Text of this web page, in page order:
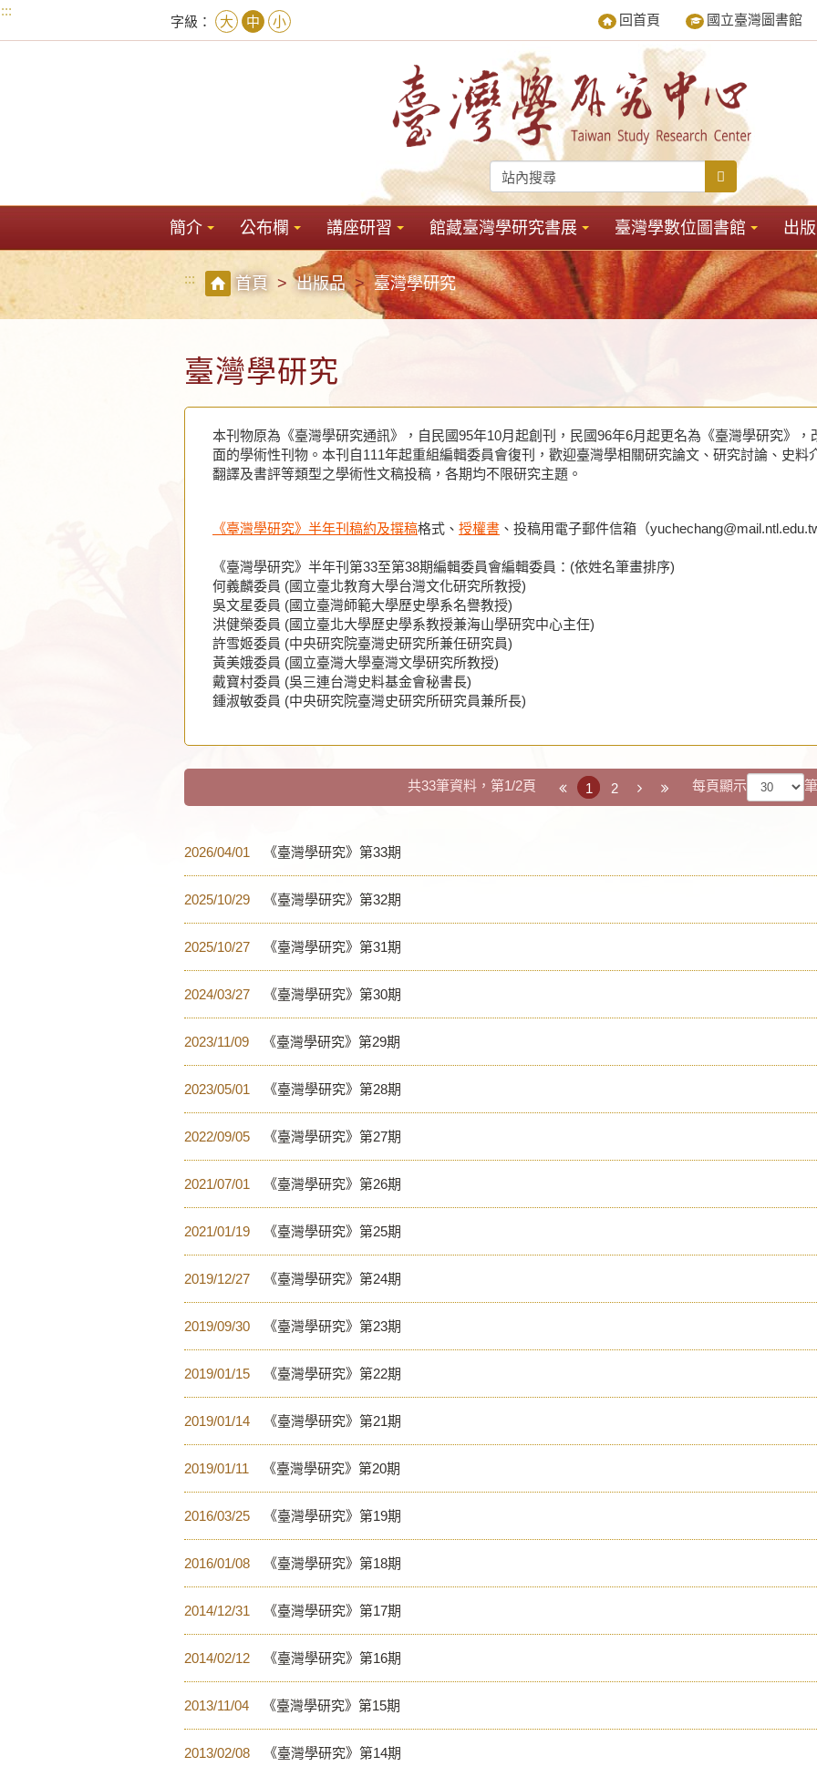
:::
回首頁 國立臺灣圖書館
字級： 大 中 小
簡介 公布欄 講座研習 館藏臺灣學研究書展 臺灣學數位圖書館 出
::: 首頁 出版品 臺灣學研究
臺灣學研究
本刊物原為《臺灣學研究通訊》，自民國95年10月起創刊，民國96年6月起更名為《臺灣學研究》
面的學術性刊物。本刊自111年起重組編輯委員會復刊，歡迎臺灣學相關研究論文、研究討論、史料
翻譯及書評等類型之學術性文稿投稿，各期均不限研究主題。
《臺灣學研究》半年刊稿約及撰稿格式 、 授權書 、投稿用電子郵件信箱（yuchechang@mail.ntl.edu.tw
《臺灣學研究》半年刊第33至第38期編輯委員會編輯委員：(依姓名筆畫排序)
何義麟委員 (國立臺北教育大學台灣文化研究所教授)
吳文星委員 (國立臺灣師範大學歷史學系名譽教授)
洪健榮委員 (國立臺北大學歷史學系教授兼海山學研究中心主任)
許雪姬委員 (中央研究院臺灣史研究所兼任研究員)
黃美娥委員 (國立臺灣大學臺灣文學研究所教授)
戴寶村委員 (吳三連台灣史料基金會秘書長)
鍾淑敏委員 (中央研究院臺灣史研究所研究員兼所長)
共33筆資料，第1/2頁 1 2 每頁顯示 筆
2026/04/01 《臺灣學研究》第33期
2025/10/29 《臺灣學研究》第32期
2025/10/27 《臺灣學研究》第31期
2024/03/27 《臺灣學研究》第30期
2023/11/09 《臺灣學研究》第29期
2023/05/01 《臺灣學研究》第28期
2022/09/05 《臺灣學研究》第27期
2021/07/01 《臺灣學研究》第26期
2021/01/19 《臺灣學研究》第25期
2019/12/27 《臺灣學研究》第24期
2019/09/30 《臺灣學研究》第23期
2019/01/15 《臺灣學研究》第22期
2019/01/14 《臺灣學研究》第21期
2019/01/11 《臺灣學研究》第20期
2016/03/25 《臺灣學研究》第19期
2016/01/08 《臺灣學研究》第18期
2014/12/31 《臺灣學研究》第17期
2014/02/12 《臺灣學研究》第16期
2013/11/04 《臺灣學研究》第15期
2013/02/08 《臺灣學研究》第14期